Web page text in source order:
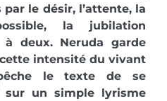
par le désir, l’attente, la
la jubilation
à deux. Neruda garde
intensité du vivant
le texte de se
sur un simple lyrisme